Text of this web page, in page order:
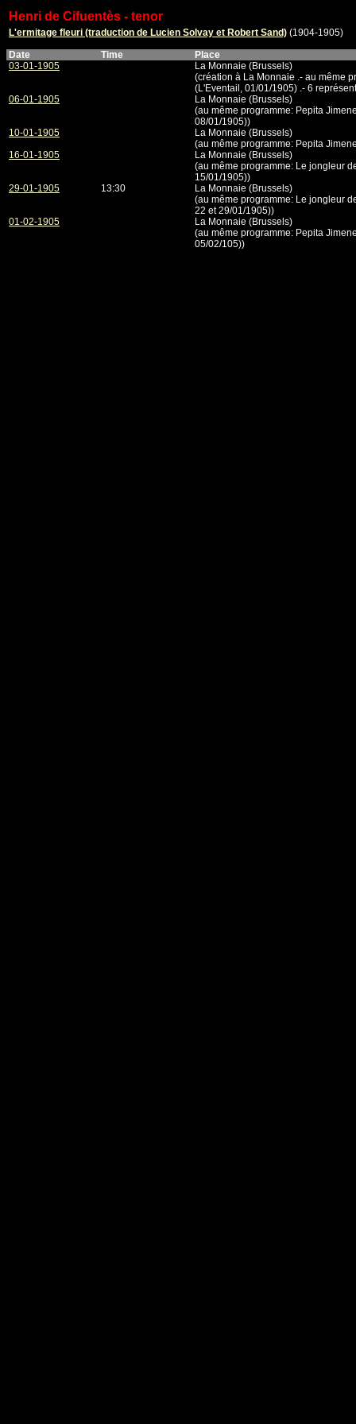
Henri de Cifuentès - tenor
L'ermitage fleuri (traduction de Lucien Solvay et Robert Sand) (1904-1905)
Date
Time
Place
03-01-1905
La Monnaie (Brussels)
(création à La Monnaie .- au même
(L'Eventail, 01/01/1905) .- 6
06-01-1905
La Monnaie (Brussels)
(au même programme: Pepita
08/01/1905))
10-01-1905
La Monnaie (Brussels)
(au même programme: Pepita
16-01-1905
La Monnaie (Brussels)
(au même programme: Le jongleur
15/01/1905))
29-01-1905
13:30
La Monnaie (Brussels)
(au même programme: Le jongleur
22 et 29/01/1905))
01-02-1905
La Monnaie (Brussels)
(au même programme: Pepita
05/02/105))